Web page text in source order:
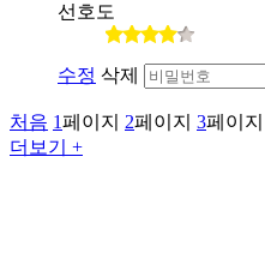
선호도
수정 삭제
처음 1페이지 2페이지 3페이지
더보기 +